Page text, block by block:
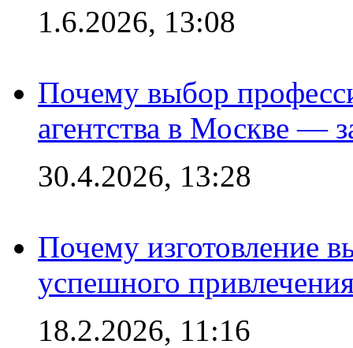
1.6.2026, 13:08
Почему выбор
агентства в Москве —
30.4.2026, 13:28
Почему изготовление
успешного
18.2.2026, 11:16